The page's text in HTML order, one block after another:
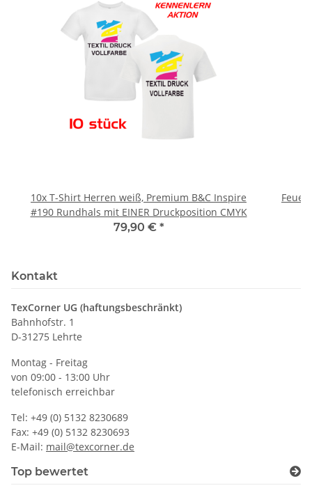
10x T-Shirt Herren weiß, Premium B&C Inspire
#190 Rundhals mit EINER Druckposition CMYK
79,90 € *
Kontakt
TexCorner UG (haftungsbeschränkt)
Bahnhofstr. 1
D-31275 Lehrte
Montag - Freitag
von 09:00 - 13:00 Uhr
telefonisch erreichbar
Tel: +49 (0) 5132 8230689
Fax: +49 (0) 5132 8230693
E-Mail: mail@texcorner.de
Top bewertet